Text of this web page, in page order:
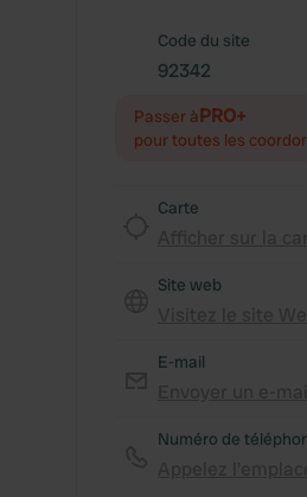
Code du site
92342
Passer àPRO+
pour toutes les
Carte
Site web
E-mail
Numéro de